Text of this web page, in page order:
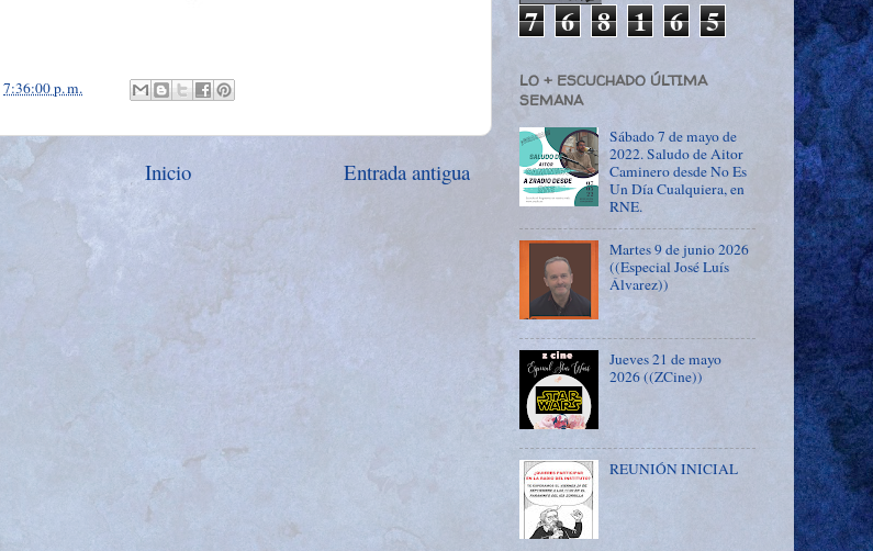
7:36:00 p. m.
Entrada antigua
Inicio
7 6 8 1 6 5
LO + ESCUCHADO ÚLTIMA
SEMANA
Sábado 7 de mayo de
2022. Saludo de Aitor
Caminero desde No Es
Un Día Cualquiera, en
RNE.
Martes 9 de junio 2026
((Especial José Luís
Álvarez))
Jueves 21 de mayo
2026 ((ZCine))
REUNIÓN INICIAL